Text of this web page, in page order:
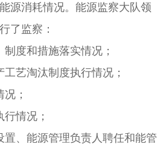
源消耗情况。能源监察大队领
了监察：
制度和措施落实情况；
工艺淘汰制度执行情况；
；
行情况；
置、能源管理负责人聘任和能管